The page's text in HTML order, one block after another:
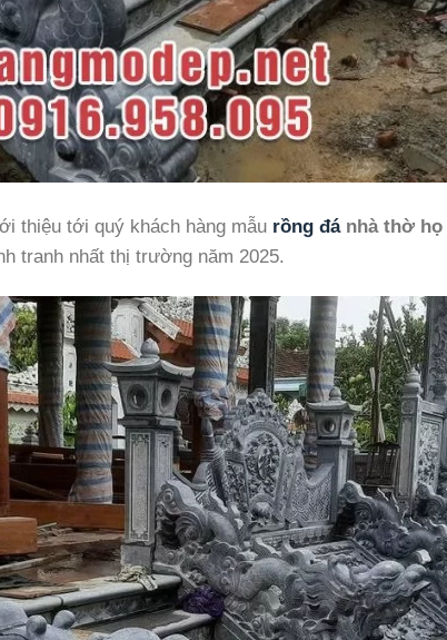
thiệu tới quý khách hàng mẫu rồng đánhà thờ họ
tranh nhất thị trường năm 2025.